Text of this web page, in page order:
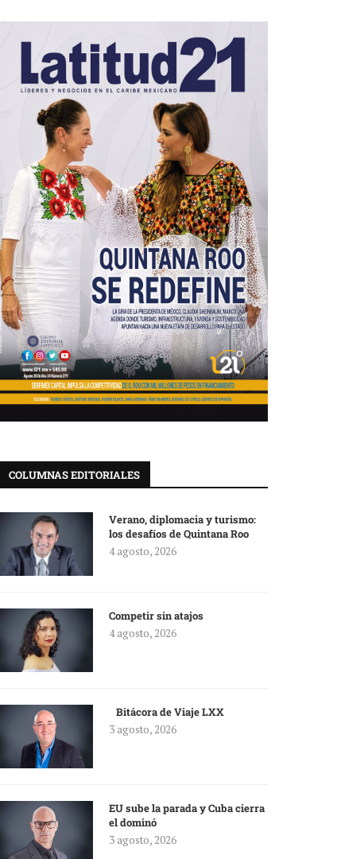
COLUMNAS EDITORIALES
Verano, diplomacia y turismo:
los desafíos de Quintana Roo
4 agosto, 2026
Competir sin atajos
4 agosto, 2026
Bitácora de Viaje LXX
3 agosto, 2026
EU sube la parada y Cuba cierra
el dominó
3 agosto, 2026